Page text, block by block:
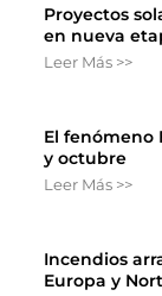
Proyectos
en nueva
Leer Más >>
El fenómeno
y octubre
Leer Más >>
Incendios
Europa y